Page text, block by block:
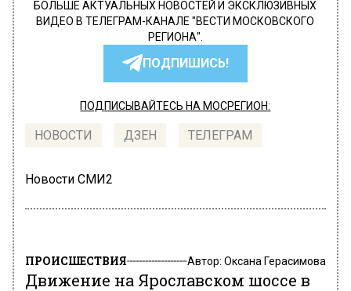
БОЛЬШЕ АКТУАЛЬНЫХ НОВОСТЕЙ И ЭКСКЛЮЗИВНЫХ
ВИДЕО В ТЕЛЕГРАМ-КАНАЛЕ "ВЕСТИ МОСКОВСКОГО
РЕГИОНА".
ПОДПИШИСЬ!
ПОДПИСЫВАЙТЕСЬ НА МОСРЕГИОН:
НОВОСТИ ДЗЕН ТЕЛЕГРАМ
Новости СМИ2
ПРОИСШЕСТВИЯ Автор: Оксана Герасимова
Движение на Ярославском шоссе в